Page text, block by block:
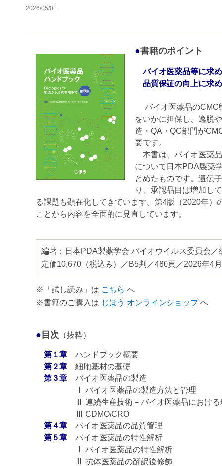
2026/05/01
●書籍のポイント
バイオ医薬品等に求
品質保証の向上に求
バイオ医薬品のCMC
をいかに担保し、逸脱
造・QA・QC部門が
要です。
本書は、バイオ医薬
について日本PDA製薬
とめたものです。遺伝
り、承認品目は増加し
る課題も顕在化してきています。第4版（2020年
ことから内容を全面的に見直しています。
編著： 日本PDA製薬学会 バイオウイルス委員会／
定価10,670（税込み） ／B5判／480頁／2026年4
※「試し読み」は こちら へ
※書籍のご購入は じほう オンラインショップへ
● 目次 （抜粋）
第１章 ハンドブック概要
第２章 細胞基材の基礎
第３章 バイオ医薬品の製造
バイオ医薬品の製造方法と管理
連続生産技術－バイオ医薬品におけ
CDMO/CRO
第４章 バイオ医薬品の品質管理
第５章 バイオ医薬品の特性解析
バイオ医薬品の特性解析
抗体医薬品の翻訳後修飾